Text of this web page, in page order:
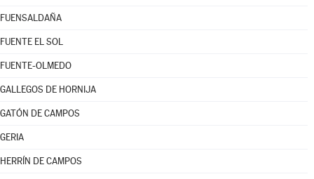
FUENSALDAÑA
FUENTE EL SOL
FUENTE-OLMEDO
GALLEGOS DE HORNIJA
GATÓN DE CAMPOS
GERIA
HERRÍN DE CAMPOS